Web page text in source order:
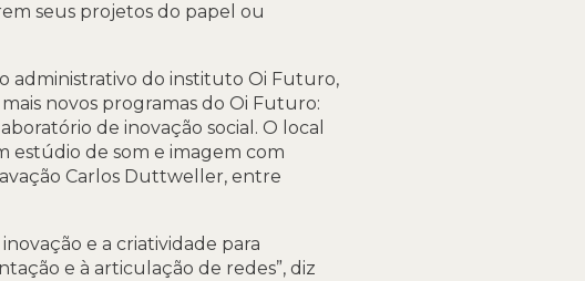
seus projetos do papel ou
administrativo do instituto Oi Futuro,
novos programas do Oi Futuro:
de inovação social. O local
estúdio de som e imagem com
Carlos Duttweller, entre
e a criatividade para
e à articulação de redes”, diz